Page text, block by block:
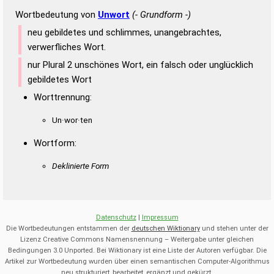
Wortbedeutung von Unwort (- Grundform -)
neu gebildetes und schlimmes, unangebrachtes,
verwerfliches Wort.
nur Plural 2 unschönes Wort, ein falsch oder unglücklich
gebildetes Wort
Worttrennung:
Un·wor·ten
Wortform:
Deklinierte Form
Datenschutz| Impressum
Die Wortbedeutungen entstammen der deutschen Wiktionaryund stehen unter der
Lizenz Creative Commons Namensnennung – Weitergabe unter gleichen
Bedingungen 3.0 Unported. Bei Wiktionary ist eine Liste der Autoren verfügbar. Die
Artikel zur Wortbedeutung wurden über einen semantischen Computer-Algorithmus
neu strukturiert, bearbeitet, ergänzt und gekürzt.